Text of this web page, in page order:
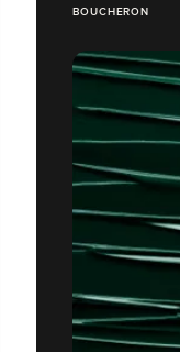
BOUCHERON